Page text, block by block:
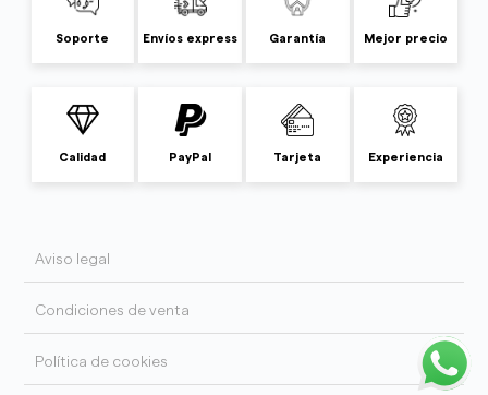
Soporte Envíos express Garantía Mejor precio
Calidad PayPal Tarjeta Experiencia
Aviso legal
Condiciones de venta
Política de cookies